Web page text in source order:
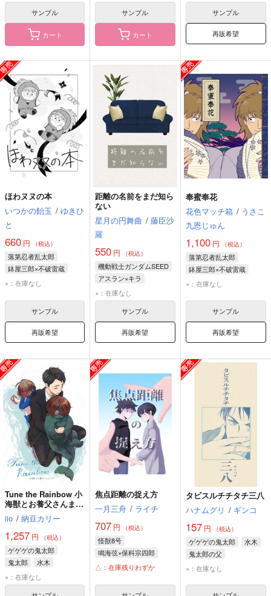
サンプル
カート
サンプル
カート
サンプル
再販希望
ほわヌヌの本
いつかの飴玉 / ゆきひ
と
660 円 （税込）
落第忍者乱太郎
鉢屋三郎×不破雷蔵
鉢屋三郎
×：在庫なし
サンプル
再販希望
距離の名前をまだ知ら
ない
星月の円舞曲 / 藤臣沙
羅
550 円 （税込）
機動戦士ガンダムSEED
アスラン×キラ
キラ・ヤマト
アスラン・ザラ
×：在庫なし
サンプル
再販希望
奉蜜奉花
花色マッチ箱 / うさこ
九恩じゅん
1,100円 （税込）
落第忍者乱太郎
鉢屋三郎×不破雷蔵
鉢屋三郎
×：在庫なし
サンプル
再販希望
Tune the Rainbow 小
海獣とお養父さんまと
め
iio / 納豆カリー
1,257 円 （税込）
ゲゲゲの鬼太郎
鬼太郎
水木
×：在庫なし
焦点距離の捉え方
一月三舟 / ライチ
707 円 （税込）
怪獣8号
鳴海弦×保科宗四郎
鳴海弦
保科宗四郎
△：在庫残りわずか
タビスルチチタチ三八
ハナムグリ / ギンコ
157円 （税込）
ゲゲゲの鬼太郎
水木
鬼太郎の父
×：在庫なし